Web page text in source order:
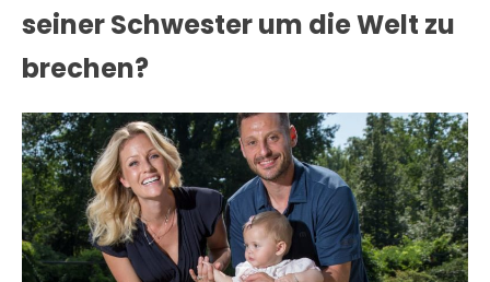
seiner Schwester um die Welt zu
brechen?